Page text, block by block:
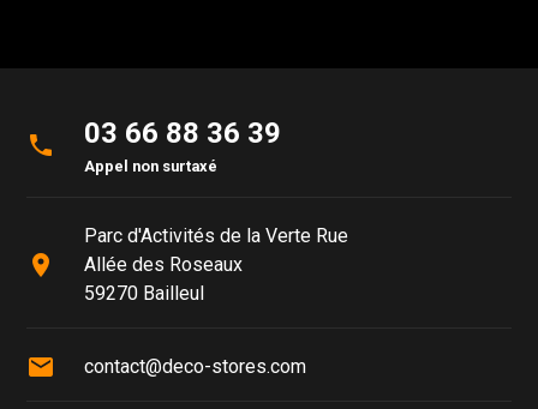
phone 03 66 88 36 39
Appel non surtaxé
place
Parc d'Activités de la Verte Rue
Allée des Roseaux
59270 Bailleul
mail contact@deco-stores.com